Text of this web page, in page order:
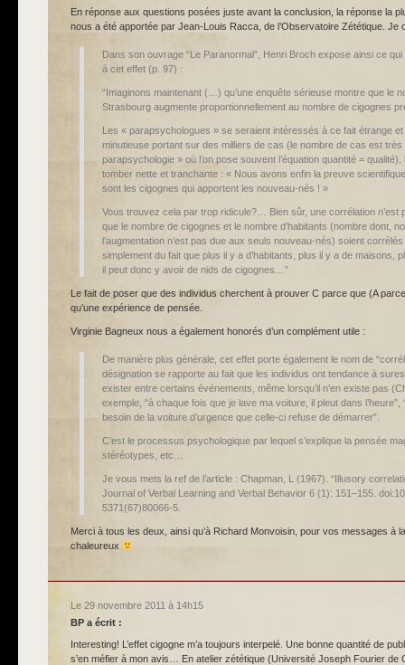
En réponse aux questions posées juste avant la conclusion, la réponse la
nous a été apportée par Jean-Louis Racca, de l’Observatoire Zététique. Je
Dans son ouvrage “Le Paranormal”, Henri Broch expose ainsi ce qui
à cet effet (p. 97) :
“Imaginons maintenant (…) qu’une enquête sérieuse montre que le
Strasbourg augmente proportionnellement au nombre de cigognes
Les « parapsychologues » se seraient intéressés à ce fait étrange
minutieuse portant sur des milliers de cas (le nombre de cas est très
parapsychologie » où l’on pose souvent l’équation quantité =
tomber nette et tranchante : « Nous avons enfin la preuve
sont les cigognes qui apportent les nouveau-nés ! »
Vous trouvez cela par trop ridicule?… Bien sûr, une corrélation n’est
que le nombre de cigognes et le nombre d’habitants (nombre dont,
l’augmentation n’est pas due aux seuls nouveau-nés) soient
simplement du fait que plus il y a d’habitants, plus il y a de maisons,
il peut donc y avoir de nids de cigognes…”
Le fait de poser que des individus cherchent à prouver C parce que (A
qu’une expérience de pensée.
Virginie Bagneux nous a également honorés d’un complément utile :
De manière plus générale, cet effet porte également le nom de
désignation se rapporte au fait que les individus ont tendance à
exister entre certains événements, même lorsqu’il n’en existe pas
exemple, “à chaque fois que je lave ma voiture, il pleut dans l’heure”,
besoin de la voiture d’urgence que celle-ci refuse de démarrer”.
C’est le processus psychologique par lequel s’explique la pensée
stéréotypes, etc…
Je vous mets la ref de l’article : Chapman, L (1967). “Illusory
Journal of Verbal Learning and Verbal Behavior 6 (1): 151–155.
5371(67)80066-5.
Merci à tous les deux, ainsi qu’à Richard Monvoisin, pour vos messages à
chaleureux
Le 29 novembre 2011 à 14h15
BPa écrit :
Interesting! L’effet cigogne m’a toujours interpelé. Une bonne quantité de
s’en méfier à mon avis… En atelier zététique (Université Joseph Fourier de